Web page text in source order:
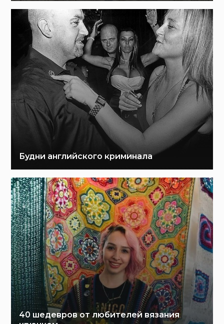
Будни английского криминала
40 шедевров от любителей вязания